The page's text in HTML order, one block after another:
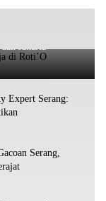
Kerja di
Jakarta
Expert Serang:
Serang,